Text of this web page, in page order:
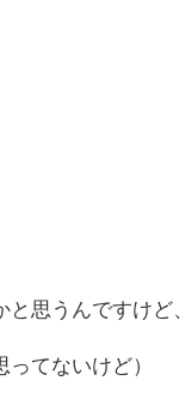
思うんですけど、
てないけど）